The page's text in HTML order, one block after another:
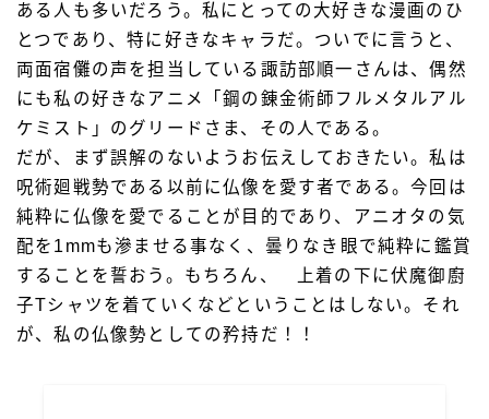
ある人も多いだろう。私にとっての大好きな漫画のひ
とつであり、特に好きなキャラだ。ついでに言うと、
両面宿儺の声を担当している諏訪部順一さんは、偶然
にも私の好きなアニメ「鋼の錬金術師フルメタルアル
ケミスト」のグリードさま、その人である。
だが、まず誤解のないようお伝えしておきたい。私は
呪術廻戦勢である以前に仏像を愛す者である。今回は
純粋に仏像を愛でることが目的であり、アニオタの気
配を1mmも滲ませる事なく、曇りなき眼で純粋に鑑賞
することを誓おう。もちろん、 上着の下に伏魔御廚
子Tシャツを着ていくなどということはしない。それ
が、私の仏像勢としての矜持だ！！